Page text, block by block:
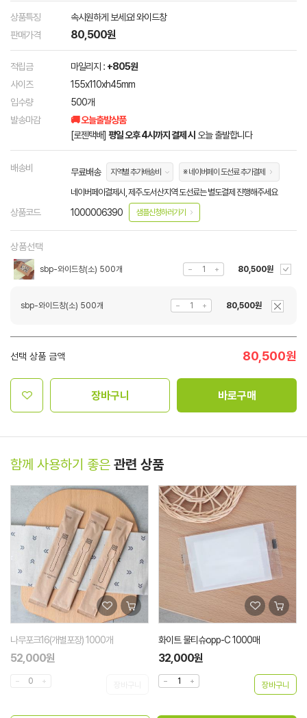
상품특징
속시원하게 보세요! 와이드창
판매가격
80,500원
적립금 마일리지 : +805원
사이즈
155x110xh45mm
입수량
500개
발송마감
🚚 오늘출발상품
[로젠택배] 평일 오후 4시까지 결제 시 오늘 출발합니다
배송비 무료배송 지역별 추가배송비 ※ 네이버페이 도선료 추가결제
네이버페이결제시, 제주.도서산지역 도선료는 별도결제 진행해주세요
상품코드 1000006390 샘플신청하러가기
상품선택
sbp-와이드창(소) 500개 80,500원
sbp-와이드창(소) 500개 80,500원
선택 상품 금액 80,500원
장바구니 바로구매
함께 사용하기 좋은 관련 상품
나무포크16(개별포장) 1000개
52,000원
화이트 물티슈opp-C 1000매
32,000원